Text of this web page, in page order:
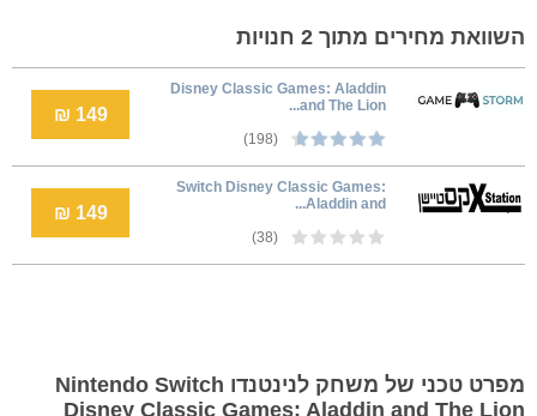
השוואת מחירים מתוך 2 חנויות
Disney Classic Games: Aladdin
and The Lion...
(198)
149 ₪
Switch Disney Classic Games:
Aladdin and...
(38)
149 ₪
מפרט טכני של משחק לנינטנדו Nintendo Switch
Disney Classic Games: Aladdin and The Lion